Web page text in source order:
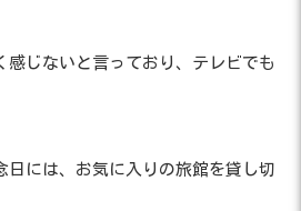
感じないと言っており、テレビでも
日には、お気に入りの旅館を貸し切